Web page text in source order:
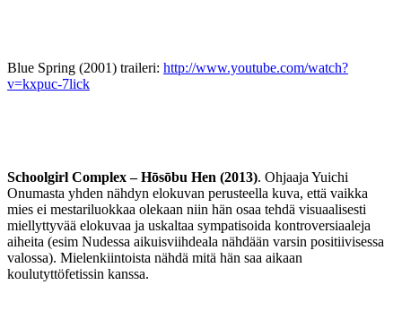
Blue Spring (2001) traileri: http://www.youtube.com/watch?
v=kxpuc-7lick
Schoolgirl Complex – Hōsōbu Hen (2013). Ohjaaja Yuichi
Onumasta yhden nähdyn elokuvan perusteella kuva, että vaikka
mies ei mestariluokkaa olekaan niin hän osaa tehdä visuaalisesti
miellyttyvää elokuvaa ja uskaltaa sympatisoida kontroversiaaleja
aiheita (esim Nudessa aikuisviihdeala nähdään varsin positiivisessa
valossa). Mielenkiintoista nähdä mitä hän saa aikaan
koulutyttöfetissin kanssa.